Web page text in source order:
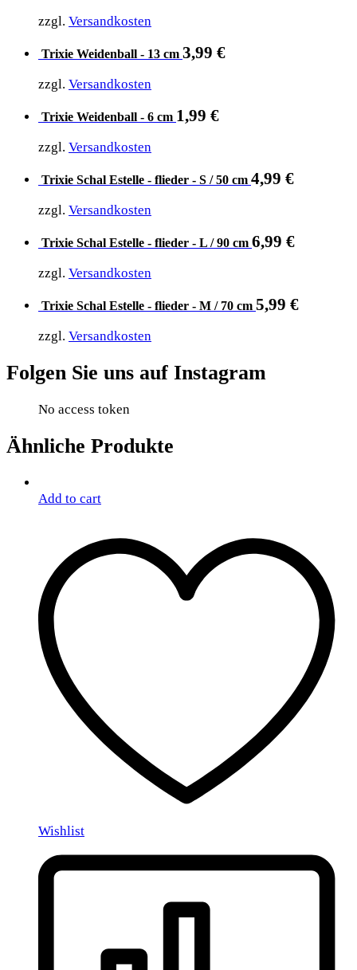
zzgl. Versandkosten
Trixie Weidenball - 13 cm 3,99 €
zzgl. Versandkosten
Trixie Weidenball - 6 cm 1,99 €
zzgl. Versandkosten
Trixie Schal Estelle - flieder - S / 50 cm 4,99 €
zzgl. Versandkosten
Trixie Schal Estelle - flieder - L / 90 cm 6,99 €
zzgl. Versandkosten
Trixie Schal Estelle - flieder - M / 70 cm 5,99 €
zzgl. Versandkosten
Folgen Sie uns auf Instagram
No access token
Ähnliche Produkte
Add to cart
Wishlist